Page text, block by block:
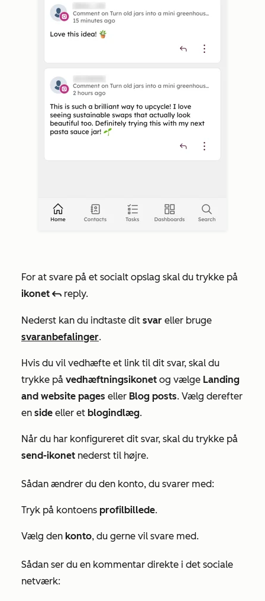
For at svare på et socialt opslag skal du trykke på
ikonet reply reply.
Nederst kan du indtaste dit svar eller bruge
svaranbefalinger.
Hvis du vil vedhæfte et link til dit svar, skal du
trykke på vedhæftningsikonet og vælge Landing
and website pages eller Blog posts. Vælg derefter
en side eller et blogindlæg.
Når du har konfigureret dit svar, skal du trykke på
send-ikonet nederst til højre.
Sådan ændrer du den konto, du svarer med:
Tryk på kontoens profilbillede.
Vælg den konto, du gerne vil svare med.
Sådan ser du en kommentar direkte i det sociale
netværk: